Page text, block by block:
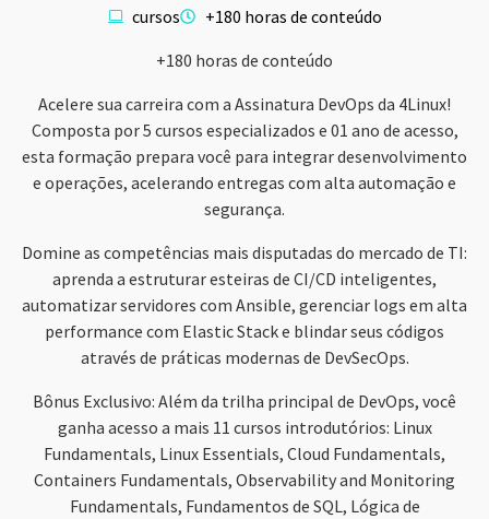
cursos
+180 horas de conteúdo
+180 horas de conteúdo
Acelere sua carreira com a Assinatura DevOps da 4Linux!
Composta por 5 cursos especializados e 01 ano de acesso,
esta formação prepara você para integrar desenvolvimento
e operações, acelerando entregas com alta automação e
segurança.
Domine as competências mais disputadas do mercado de TI:
aprenda a estruturar esteiras de CI/CD inteligentes,
automatizar servidores com Ansible, gerenciar logs em alta
performance com Elastic Stack e blindar seus códigos
através de práticas modernas de DevSecOps.
Bônus Exclusivo: Além da trilha principal de DevOps, você
ganha acesso a mais 11 cursos introdutórios: Linux
Fundamentals, Linux Essentials, Cloud Fundamentals,
Containers Fundamentals, Observability and Monitoring
Fundamentals, Fundamentos de SQL, Lógica de